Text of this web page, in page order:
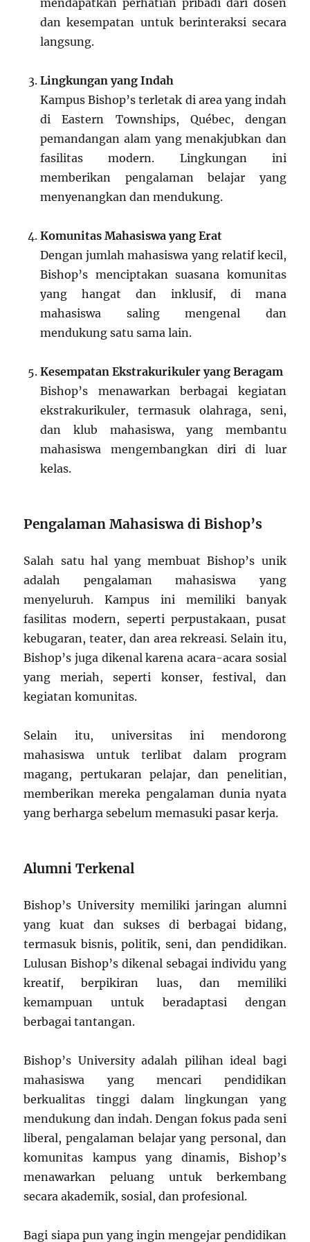
mendapatkan perhatian pribadi dari dosen
dan kesempatan untuk berinteraksi secara
langsung.
Lingkungan yang Indah
Kampus Bishop’s terletak di area yang indah
di Eastern Townships, Québec, dengan
pemandangan alam yang menakjubkan dan
fasilitas modern. Lingkungan ini
memberikan pengalaman belajar yang
menyenangkan dan mendukung.
Komunitas Mahasiswa yang Erat
Dengan jumlah mahasiswa yang relatif kecil,
Bishop’s menciptakan suasana komunitas
yang hangat dan inklusif, di mana
mahasiswa saling mengenal dan
mendukung satu sama lain.
Kesempatan Ekstrakurikuler yang Beragam
Bishop’s menawarkan berbagai kegiatan
ekstrakurikuler, termasuk olahraga, seni,
dan klub mahasiswa, yang membantu
mahasiswa mengembangkan diri di luar
kelas.
Pengalaman Mahasiswa di Bishop’s
Salah satu hal yang membuat Bishop’s unik
adalah pengalaman mahasiswa yang
menyeluruh. Kampus ini memiliki banyak
fasilitas modern, seperti perpustakaan, pusat
kebugaran, teater, dan area rekreasi. Selain itu,
Bishop’s juga dikenal karena acara-acara sosial
yang meriah, seperti konser, festival, dan
kegiatan komunitas.
Selain itu, universitas ini mendorong
mahasiswa untuk terlibat dalam program
magang, pertukaran pelajar, dan penelitian,
memberikan mereka pengalaman dunia nyata
yang berharga sebelum memasuki pasar kerja.
Alumni Terkenal
Bishop’s University memiliki jaringan alumni
yang kuat dan sukses di berbagai bidang,
termasuk bisnis, politik, seni, dan pendidikan.
Lulusan Bishop’s dikenal sebagai individu yang
kreatif, berpikiran luas, dan memiliki
kemampuan untuk beradaptasi dengan
berbagai tantangan.
Bishop’s University adalah pilihan ideal bagi
mahasiswa yang mencari pendidikan
berkualitas tinggi dalam lingkungan yang
mendukung dan indah. Dengan fokus pada seni
liberal, pengalaman belajar yang personal, dan
komunitas kampus yang dinamis, Bishop’s
menawarkan peluang untuk berkembang
secara akademik, sosial, dan profesional.
Bagi siapa pun yang ingin mengejar pendidikan